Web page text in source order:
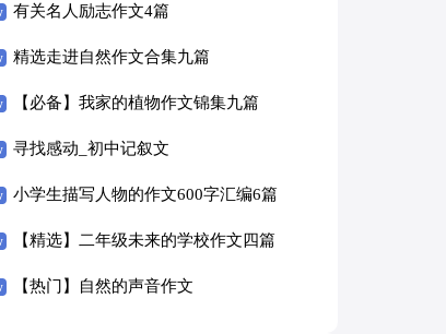
有关名人励志作文4篇
精选走进自然作文合集九篇
【必备】我家的植物作文锦集九篇
寻找感动_初中记叙文
小学生描写人物的作文600字汇编6篇
【精选】二年级未来的学校作文四篇
【热门】自然的声音作文